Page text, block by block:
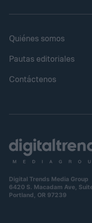
Quiénes somos
Pautas editoriales
Contáctenos
Digital Trends Media Group
6420 S. Macadam Ave,
Portland, OR 97239